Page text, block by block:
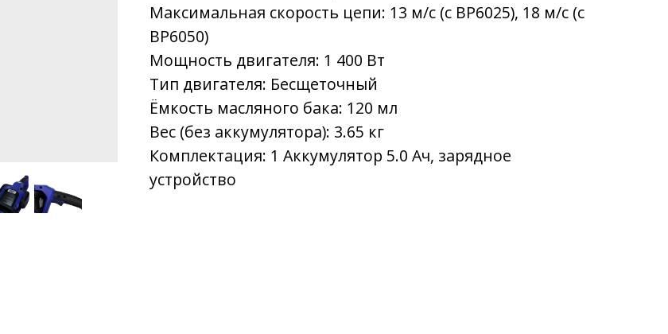
Максимальная скорость цепи: 13 м/с (с BP6025), 18 м/с (с
BP6050)
Мощность двигателя: 1 400 Вт
Тип двигателя: Бесщеточный
Ёмкость масляного бака: 120 мл
Вес (без аккумулятора): 3.65 кг
Комплектация: 1 Аккумулятор 5.0 Ач, зарядное
устройство